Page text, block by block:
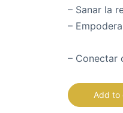
– Sanar la
–
– Conectar
Add to